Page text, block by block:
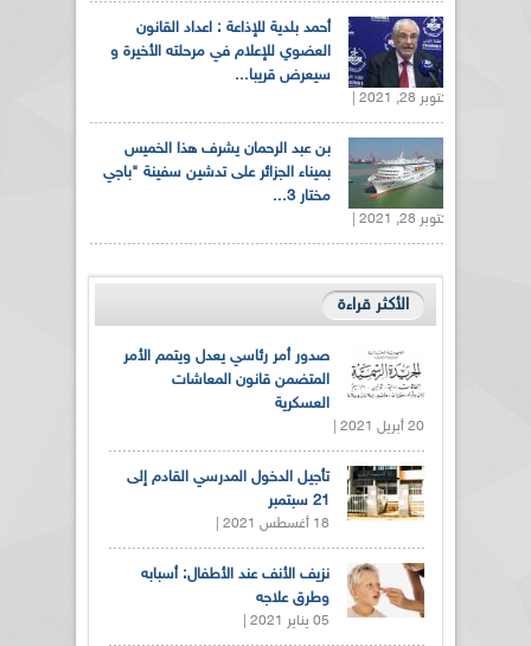
أحمد بلدية للإذاعة : اعداد القانون
العضوي للإعلام في مرحلته الأخيرة و
سيعرض قريبا...
أكتوبر 28, 2021 |
بن عبد الرحمان يشرف هذا الخميس
بميناء الجزائر على تدشين سفينة "باجي
مختار 3...
أكتوبر 28, 2021 |
الأكثر قراءة
صدور أمر رئاسي يعدل ويتمم الأمر
المتضمن قانون المعاشات
العسكرية
20 أبريل 2021 |
تأجيل الدخول المدرسي القادم إلى
21 سبتمبر
18 أغسطس 2021 |
نزيف الأنف عند الأطفال: أسبابه
وطرق علاجه
05 يناير 2021 |